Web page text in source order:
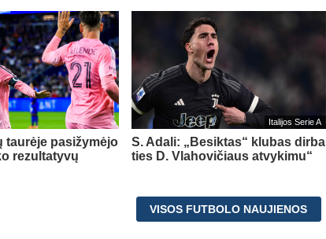
taurėje pasižymėjo
rezultatyvų
Italijos Serie A
S. Adali: „Besiktas“ klubas dirba
ties D. Vlahovičiaus atvykimu“
VISOS FUTBOLO NAUJIENOS